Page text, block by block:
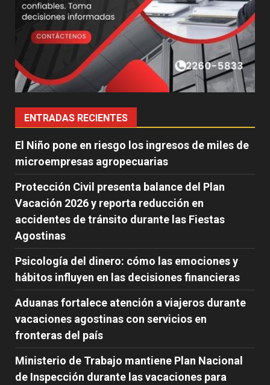
ENTRADAS RECIENTES
El Niño pone en riesgo los ingresos de miles de
microempresas agropecuarias
Protección Civil presenta balance del Plan
Vacación 2026 y reporta reducción en
accidentes de tránsito durante las Fiestas
Agostinas
Psicología del dinero: cómo las emociones y
hábitos influyen en las decisiones financieras
Aduanas fortalece atención a viajeros durante
vacaciones agostinas con servicios en
fronteras del país
Ministerio de Trabajo mantiene Plan Nacional
de Inspección durante las vacaciones para